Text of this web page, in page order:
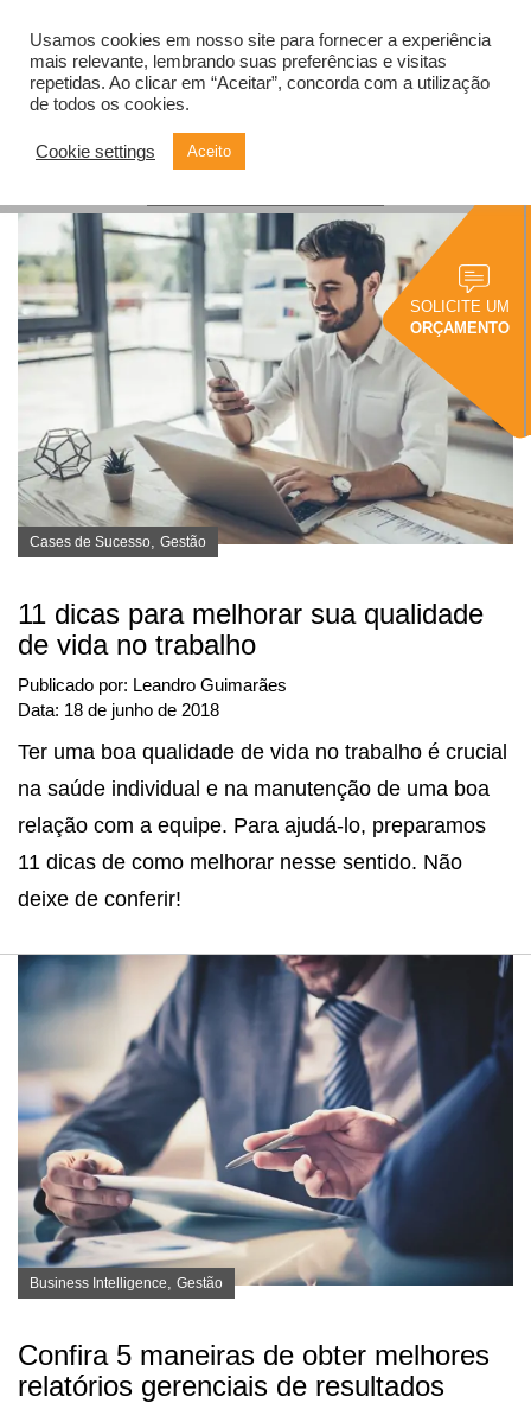
SOLICITE UM
ORÇAMENTO
Alternar
Cases de Sucesso Gestão
11 dicas para melhorar sua qualidade
de vida no trabalho
Publicado por: Leandro Guimarães
Data: 18 de junho de 2018
Ter uma boa qualidade de vida no trabalho é crucial
na saúde individual e na manutenção de uma boa
relação com a equipe. Para ajudá-lo, preparamos
11 dicas de como melhorar nesse sentido. Não
deixe de conferir!
Business Intelligence Gestão
Confira 5 maneiras de obter melhores
relatórios gerenciais de resultados
Usamos cookies em nosso site para fornecer a experiência
mais relevante, lembrando suas preferências e visitas
repetidas. Ao clicar em “Aceitar”, concorda com a utilização
de todos os cookies.
Cookie settings Aceito